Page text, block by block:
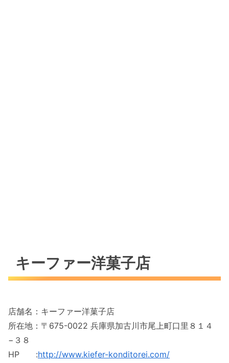
キーファー洋菓子店
店舗名：キーファー洋菓子店
所在地：〒675-0022 兵庫県加古川市尾上町口里８１４
−３８
HP :http://www.kiefer-konditorei.com/